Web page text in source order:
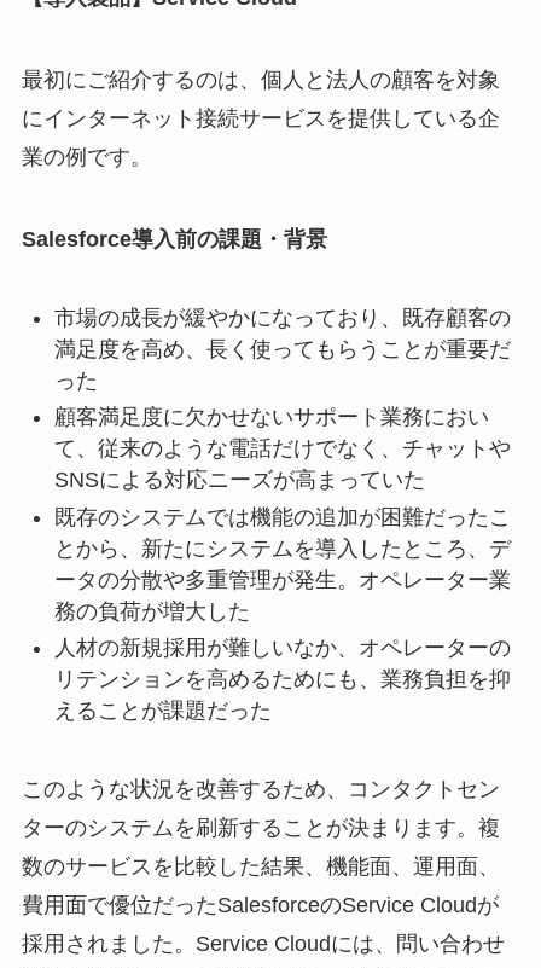
最初にご紹介するのは、個人と法人の顧客を対象
にインターネット接続サービスを提供している企
業の例です。
Salesforce導入前の課題・背景
市場の成長が緩やかになっており、既存顧客の
満足度を高め、長く使ってもらうことが重要だ
った
顧客満足度に欠かせないサポート業務におい
て、従来のような電話だけでなく、チャットや
SNSによる対応ニーズが高まっていた
既存のシステムでは機能の追加が困難だったこ
とから、新たにシステムを導入したところ、デ
ータの分散や多重管理が発生。オペレーター業
務の負荷が増大した
人材の新規採用が難しいなか、オペレーターの
リテンションを高めるためにも、業務負担を抑
えることが課題だった
このような状況を改善するため、コンタクトセン
ターのシステムを刷新することが決まります。複
数のサービスを比較した結果、機能面、運用面、
費用面で優位だったSalesforceのService Cloudが
採用されました。Service Cloudには、問い合わせ